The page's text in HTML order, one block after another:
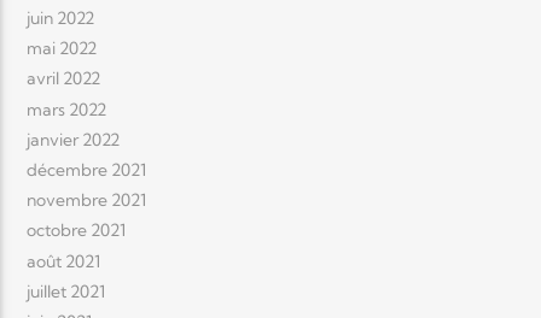
juin 2022
mai 2022
avril 2022
mars 2022
janvier 2022
décembre 2021
novembre 2021
octobre 2021
août 2021
juillet 2021